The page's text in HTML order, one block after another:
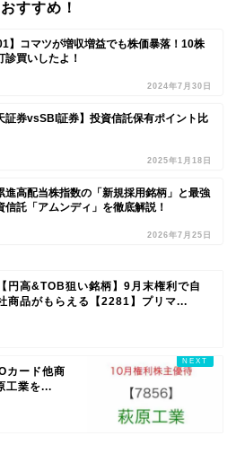
すすめ！
】コマツが増収増益でも株価暴落！10株
診買いしたよ！
2024年7月30日
証券vsSBI証券】投資信託保有ポイント比
2025年1月18日
進高配当株指数の「新規採用銘柄」と最強
信託「アムンディ」を徹底解説！
2026年7月25日
【円高&TOB狙い銘柄】9月末権利で自
商品がもらえる【2281】プリマ...
カード他商
工業を...